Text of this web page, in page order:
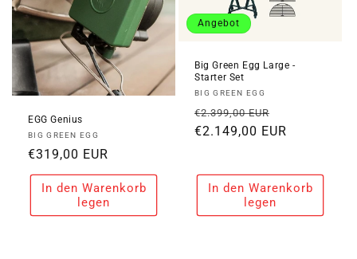
EGG Genius
Anbieter:
BIG GREEN EGG
Normaler
Preis
€319,00 EUR
In den Warenkorb
legen
Angebot
Big Green Egg Large -
Starter Set
Anbieter:
BIG GREEN EGG
Normaler
Preis
€2.399,00 EUR
€2.149,00 EUR
In den Warenkorb
legen